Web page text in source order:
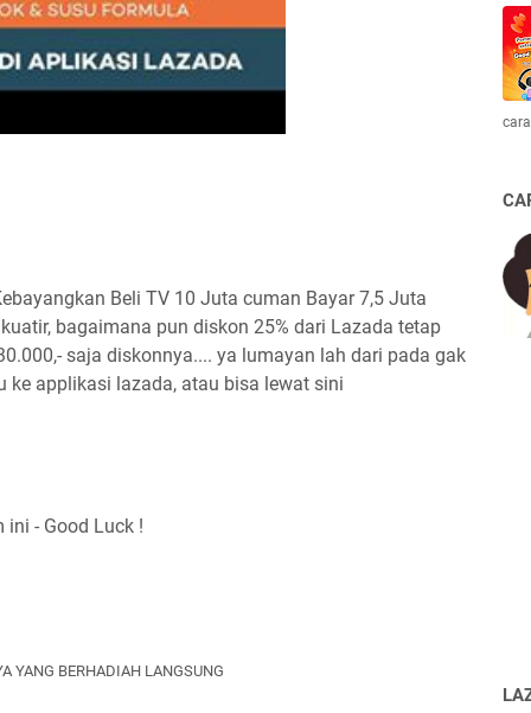
Beli TV 10 Juta cuman Bayar 7,5 Juta
bagaimana pun diskon 25% dari Lazada tetap
saja diskonnya.... ya lumayan lah dari pada gak
applikasi lazada, atau bisa lewat sini
- Good Luck !
YANG BERHADIAH LANGSUNG